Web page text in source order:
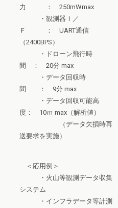
力 ： 250mWmax
・観測器Ｉ／
Ｆ ： UART通信
（2400BPS）
・ドローン飛行時
間 ： 20分 max
・データ回収時
間 ： 9分 max
・データ回収可能高
度： 10ｍ max（解析値）
（データ欠損時再
送要求を実施）
＜応用例＞
・火山等観測データ収集
システム
・インフラデータ等計測